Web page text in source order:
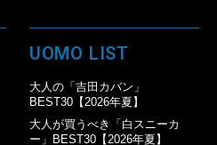
UOMO LIST
大人の「吉田カバン」
BEST30【2026年夏】
大人が買うべき「白スニーカ
ー」BEST30【2026年夏】